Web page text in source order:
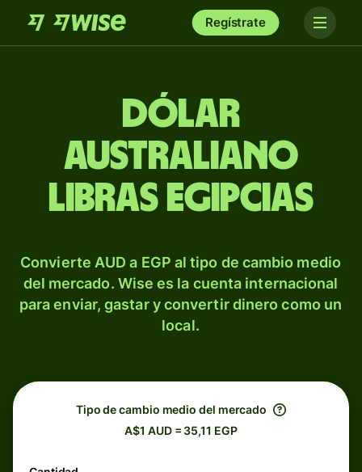
Regístrate
Dólar
australiano
libras egipcias
Convierte AUD a EGP al tipo de cambio medio
del mercado. Wise es la cuenta internacional
para enviar, gastar y convertir dinero como un
local.
Tipo de cambio medio del mercado
A$1 AUD = 35,11 EGP